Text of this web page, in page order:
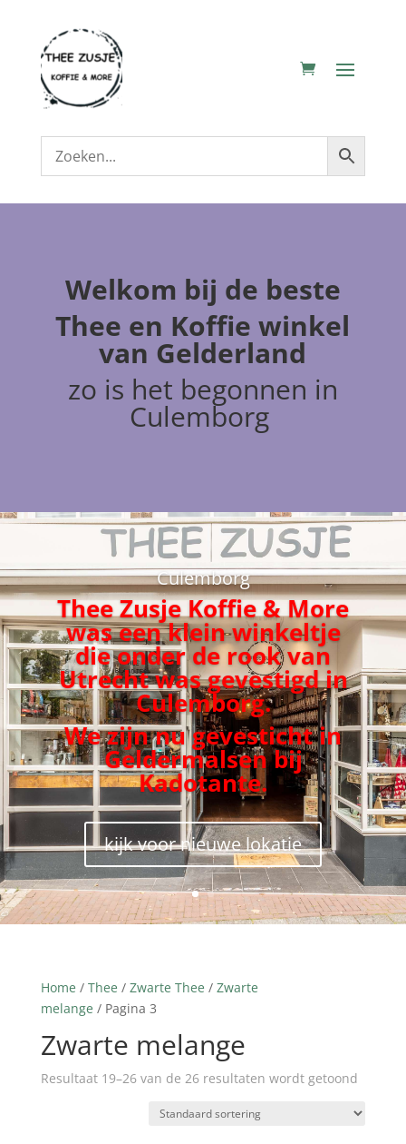
Welkom bij de beste
Thee en Koffie winkel
van Gelderland
zo is het begonnen in
Culemborg
Culemborg
Thee Zusje Koffie & More
was een klein winkeltje
die onder de rook van
Utrecht was gevestigd in
Culemborg.
We zijn nu gevesticht in
Geldermalsen bij
Kadotante.
kijk voor nieuwe lokatie
Home / Thee / Zwarte Thee / Zwarte
melange / Pagina 3
Zwarte melange
Resultaat 19–26 van de 26 resultaten wordt getoond